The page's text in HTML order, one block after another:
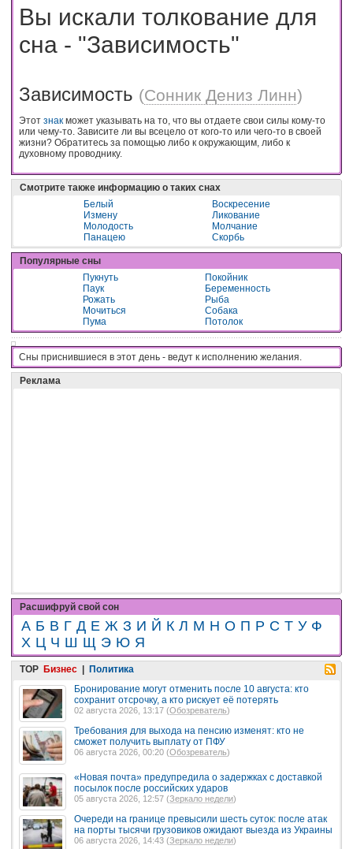
Вы искали толкование для
сна - "Зависимость"
Зависимость (Сонник Дениз Линн)
Этот знак может указывать на то, что вы отдаете свои силы кому-то
или чему-то. Зависите ли вы всецело от кого-то или чего-то в своей
жизни? Обратитесь за помощью либо к окружающим, либо к
духовному проводнику.
Смотрите также информацию о таких снах
Белый
Воскресение
Измену
Ликование
Молодость
Молчание
Панацею
Скорбь
Популярные сны
Пукнуть
Покойник
Паук
Беременность
Рожать
Рыба
Мочиться
Собака
Пума
Потолок
Сны приснившиеся в этот день - вeдyт к иcпoлнeнию жeлaния.
Реклама
Расшифруй свой сон
А Б В Г Д Е Ж З И Й К Л М Н О П Р С Т У Ф
Х Ц Ч Ш Щ Э Ю Я
TOP Бизнес | Политика
Бронирование могут отменить после 10 августа: кто
сохранит отсрочку, а кто рискует её потерять
02 августа 2026, 13:17 (Обозреватель)
Требования для выхода на пенсию изменят: кто не
сможет получить выплату от ПФУ
06 августа 2026, 00:20 (Обозреватель)
«Новая почта» предупредила о задержках с доставкой
посылок после российских ударов
05 августа 2026, 12:57 (Зеркало недели)
Очереди на границе превысили шесть суток: после атак
на порты тысячи грузовиков ожидают выезда из Украины
06 августа 2026, 14:43 (Зеркало недели)